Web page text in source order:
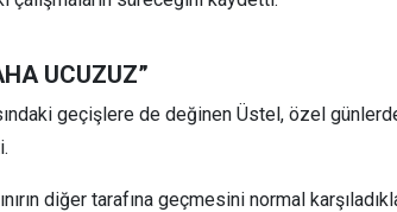
UCUZUZ”
geçişlere de değinen Üstel, özel günlerde
diğer tarafına geçmesini normal